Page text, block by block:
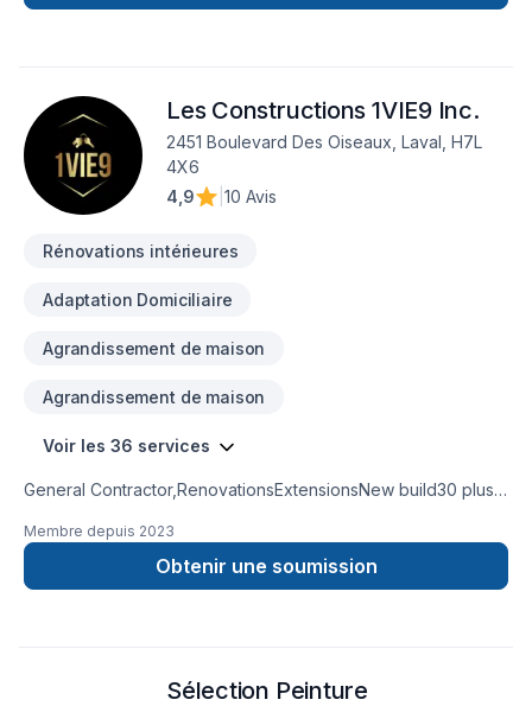
Les Constructions 1VIE9 Inc.
2451 Boulevard Des Oiseaux, Laval, H7L
4X6
4,9
10 Avis
Rénovations intérieures
Adaptation Domiciliaire
Agrandissement de maison
Agrandissement de maison
Voir les 36 services
General Contractor,RenovationsExtensionsNew build30 plus
remodeling basement remodel
Membre depuis 2023
Obtenir une soumission
Sélection Peinture